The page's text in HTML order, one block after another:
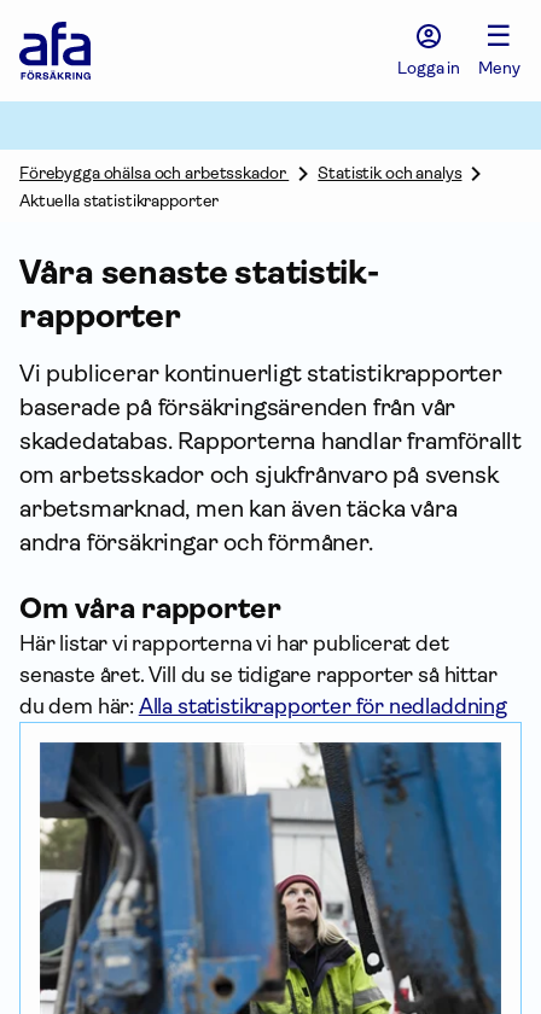
Försäkring
Logga in
☰
Meny
Förebygga ohälsa och arbetsskador
Statistik och analys
Aktuella statistikrapporter
Våra senaste statistik­
rapporter
Vi publicerar kontinuerligt statistik­rapporter
baserade på försäk­rings­ärenden från vår
skadedatabas. Rapporterna handlar framförallt
om arbets­skador och sjukfrånvaro på svensk
arbets­marknad, men kan även täcka våra
andra försäk­ringar och förmåner.
Om våra rapporter
Här listar vi rapporterna vi har publicerat det
senaste året. Vill du se tidigare rapporter så hittar
du dem här: Alla statistik­rapporter för nedladdning